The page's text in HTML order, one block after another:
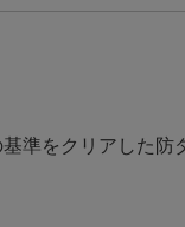
準をクリアした防